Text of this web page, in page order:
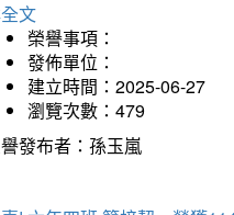
文
榮譽事項：
發佈單位：
建立時間：2025-06-27
瀏覽次數：479
發布者：孫玉嵐